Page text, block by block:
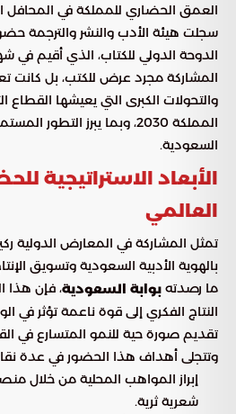
العمق الحضاري للمملكة في المحافل
سجلت هيئة الأدب والنشر والترجمة
الدوحة الدولي للكتاب، الذي أقيم في
المشاركة مجرد عرض للكتب، بل كانت
والتحولات الكبرى التي يعيشها القطاع
المملكة 2030، وبما يبرز
السعودية.
الأبعاد الاستراتيجية
العالمي
تمثل المشاركة في المعارض الدولية
بالهوية الأدبية السعودية وتسويق
ما رصدته بوابة السعودية، فإن هذا
النتاج الفكري إلى قوة ناعمة تؤثر في
تقديم صورة حية للنمو المتسارع في
وتتجلى أهداف هذا الحضور في عدة
إبراز المواهب المحلية من خلال
شعرية ثرية.